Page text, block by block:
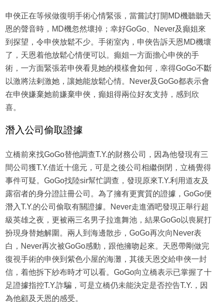
申俠正在等候做復明手術心情緊張，當嘗試打開MD機聽聽天
恩的聲音時，MD機忽然壞掉；幸好GoGo、Never及癲姐來
到探望，令申俠放鬆不少。手術室內，申俠告訴天恩MD機壞
了，天恩着他放鬆心情便可以。癲姐一方面擔心申俠的手
術，一方面緊張若申俠看見她的模樣會如何，幸得GoGo不斷
以激將法剌激她，讓她能放鬆心情。Never及GoGo都表示會
在申俠嫌棄她前嫌棄申俠，癲姐得兩位好友支持，感到欣
喜。
潛入公司偷取證據
立橋前來找GoGo替他調查T.Y.的財務公司，因為他發現有三
間公司獲T.Y.借近十億元，可是之後公司相繼倒閉，立橋覺得
事件可疑。GoGo找陸sir幫忙調查，發現原來T.Y.利用道友及
露宿者的身分證註冊公司。為了擁有更實質的證據，GoGo便
潛入T.Y.的公司偷取有關證據。Never走進酒吧發現正舉行超
級英雄之夜，更被兩三名男子拉進舞池，結果GoGo以喪屍打
扮現身替她解圍。兩人到海邊散步，GoGo再次向Never表
白，Never再次被GoGo感動，跟他擁吻起來。天恩帶剛做完
復視手術的申俠到紫色小屋的海灘，其後天恩交給申俠一封
信，着他拆下紗布時才可以看。GoGo向立橋表示已掌握了十
足證據指控T.Y.詐騙，可是立橋仍未能決定是否控告T.Y.，因
為他顧及天恩的感受。